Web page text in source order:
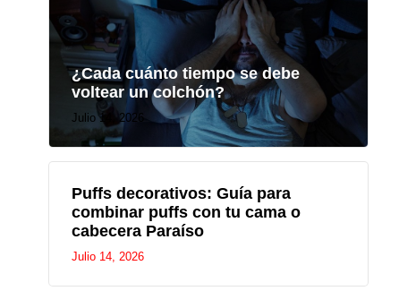
¿Cada cuánto tiempo se debe
voltear un colchón?
Julio 14, 2026
Puffs decorativos: Guía para
combinar puffs con tu cama o
cabecera Paraíso
Julio 14, 2026